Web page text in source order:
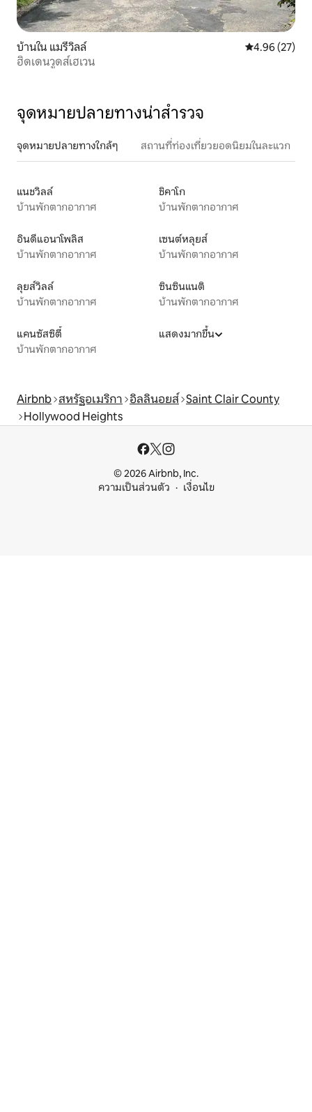
บ้านใน แมรีวิลล์ คะแนนเฉลี่ย
4.96 (27)
ฮิดเดนวูดส์เฮเวน
จุดหมายปลายทางน่าสำรวจ
จุดหมายปลายทางใกล้ๆ สถานที่ท่องเที่ยวยอดนิยมในละแวก
แนชวิลล์
บ้านพักตากอากาศ
ชิคาโก
บ้านพักตากอากาศ
อินดีแอนาโพลิส
บ้านพักตากอากาศ
เซนต์หลุยส์
บ้านพักตากอากาศ
ลุยส์วิลล์
บ้านพักตากอากาศ
ซินซินแนติ
บ้านพักตากอากาศ
แคนซัสซิตี้
บ้านพักตากอากาศ
แสดงมากขึ้น
Airbnb สหรัฐอเมริกา อิลลินอยส์ Saint Clair County
Hollywood Heights
© 2026 Airbnb, Inc.
ความเป็นส่วนตัว
เงื่อนไข